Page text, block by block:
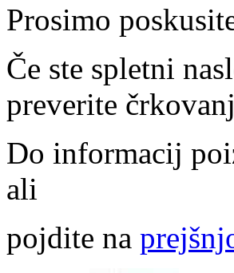
Prosimo
Če ste spletni
preverite
Do informacij
ali
pojdite na